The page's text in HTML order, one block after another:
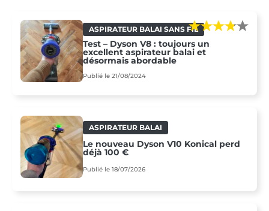
ASPIRATEUR BALAI SANS FIL
Test – Dyson V8 : toujours un
excellent aspirateur balai et
désormais abordable
Publié le 21/08/2024
ASPIRATEUR BALAI
Le nouveau Dyson V10 Konical perd
déjà 100 €
Publié le 18/07/2026